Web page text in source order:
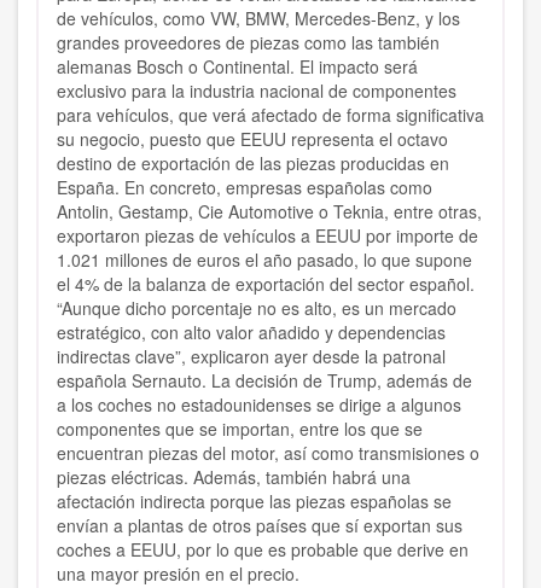
de vehículos, como VW, BMW, Mercedes-Benz, y los
grandes proveedores de piezas como las también
alemanas Bosch o Continental. El impacto será
exclusivo para la industria nacional de componentes
para vehículos, que verá afectado de forma significativa
su negocio, puesto que EEUU representa el octavo
destino de exportación de las piezas producidas en
España. En concreto, empresas españolas como
Antolin, Gestamp, Cie Automotive o Teknia, entre otras,
exportaron piezas de vehículos a EEUU por importe de
1.021 millones de euros el año pasado, lo que supone
el 4% de la balanza de exportación del sector español.
“Aunque dicho porcentaje no es alto, es un mercado
estratégico, con alto valor añadido y dependencias
indirectas clave”, explicaron ayer desde la patronal
española Sernauto. La decisión de Trump, además de
a los coches no estadounidenses se dirige a algunos
componentes que se importan, entre los que se
encuentran piezas del motor, así como transmisiones o
piezas eléctricas. Además, también habrá una
afectación indirecta porque las piezas españolas se
envían a plantas de otros países que sí exportan sus
coches a EEUU, por lo que es probable que derive en
una mayor presión en el precio.